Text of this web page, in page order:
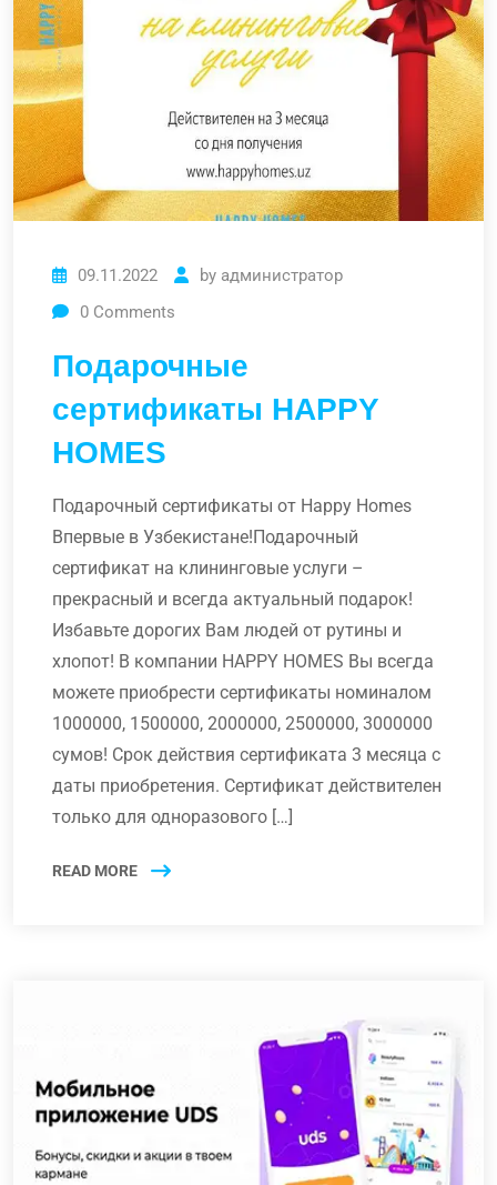
09.11.2022 by администратор
0 Comments
Подарочные
сертификаты HAPPY
HOMES
Подарочный сертификаты от Happy Homes
Впервые в Узбекистане!Подарочный
сертификат на клининговые услуги –
прекрасный и всегда актуальный подарок!
Избавьте дорогих Вам людей от рутины и
хлопот! В компании HAPPY HOMES Вы всегда
можете приобрести сертификаты номиналом
1000000, 1500000, 2000000, 2500000, 3000000
сумов! Срок действия сертификата 3 месяца с
даты приобретения. Сертификат действителен
только для одноразового […]
READ MORE